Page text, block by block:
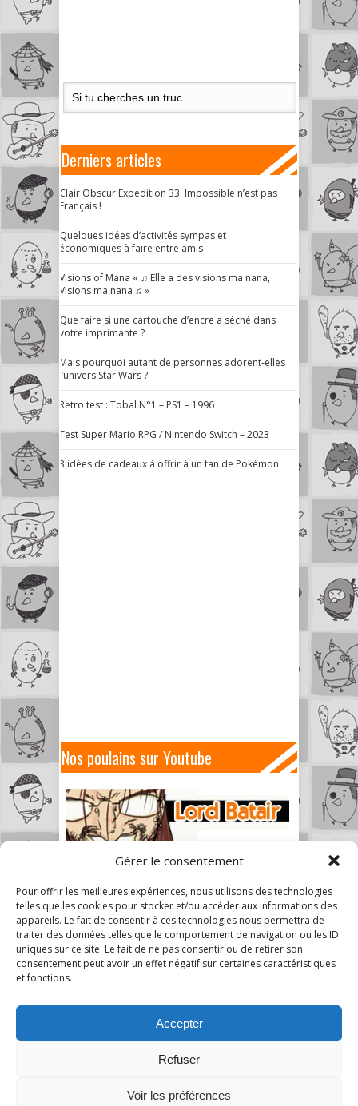
Gérer le consentement
Pour offrir les meilleures expériences, nous utilisons des technologies
telles que les cookies pour stocker et/ou accéder aux informations des
appareils. Le fait de consentir à ces technologies nous permettra de
traiter des données telles que le comportement de navigation ou les ID
uniques sur ce site. Le fait de ne pas consentir ou de retirer son
consentement peut avoir un effet négatif sur certaines caractéristiques
et fonctions.
Accepter
Refuser
Voir les préférences
Derniers articles
Clair Obscur Expedition 33: Impossible n’est pas
Français !
Quelques idées d’activités sympas et
économiques à faire entre amis
Visions of Mana « ♫ Elle a des visions ma nana,
Visions ma nana ♫ »
Que faire si une cartouche d’encre a séché dans
votre imprimante ?
Mais pourquoi autant de personnes adorent-elles
l’univers Star Wars ?
Retro test : Tobal N°1 – PS1 – 1996
Test Super Mario RPG / Nintendo Switch – 2023
3 idées de cadeaux à offrir à un fan de Pokémon
Nos poulains sur Youtube